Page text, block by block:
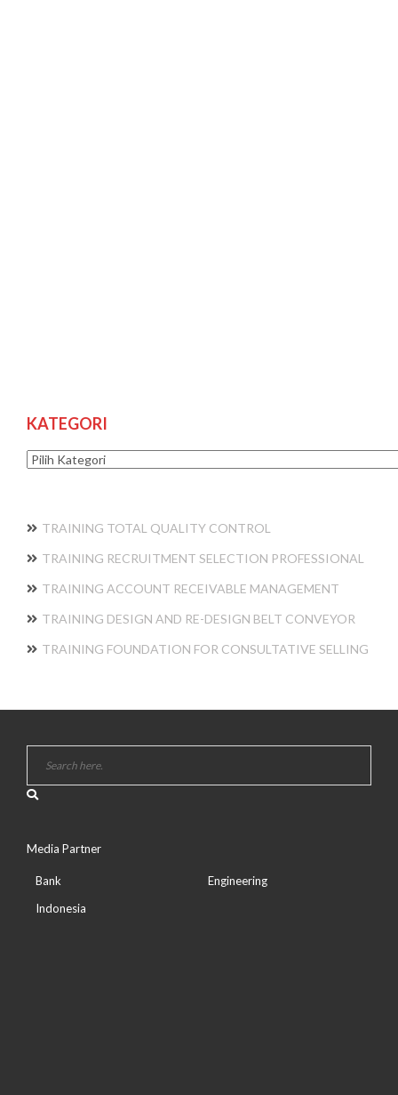
KATEGORI
Kategori
TRAINING TOTAL QUALITY CONTROL
TRAINING RECRUITMENT SELECTION PROFESSIONAL
TRAINING ACCOUNT RECEIVABLE MANAGEMENT
TRAINING DESIGN AND RE-DESIGN BELT CONVEYOR
TRAINING FOUNDATION FOR CONSULTATIVE SELLING
Media Partner
Bank
Indonesia
Engineering